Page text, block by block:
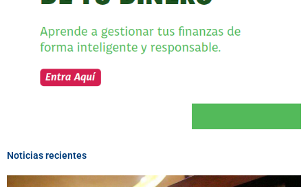
Noticias recientes